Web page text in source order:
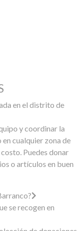
en el distrito de
y coordinar la
cualquier zona de
Puedes donar
o artículos en buen
se recogen en